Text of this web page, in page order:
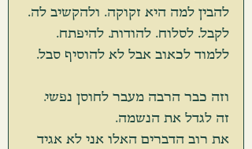
להבין למה היא זקוקה. ולהקשיב לה.
לקבל. לסלוח. להודות. להיפתח.
ללמוד לכאוב אבל לא להוסיף סבל.
וזה כבר הרבה מעבר לחוסן נפשי.
זה לגדל את הנשמה.
את רוב הדברים האלו אני לא אגיד